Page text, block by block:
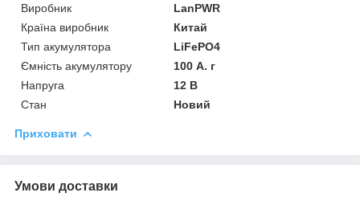
Виробник
LanPWR
Країна виробник
Китай
Тип акумулятора
LiFePO4
Ємність акумулятору
100 А. г
Напруга
12 В
Стан
Новий
Приховати
Умови доставки